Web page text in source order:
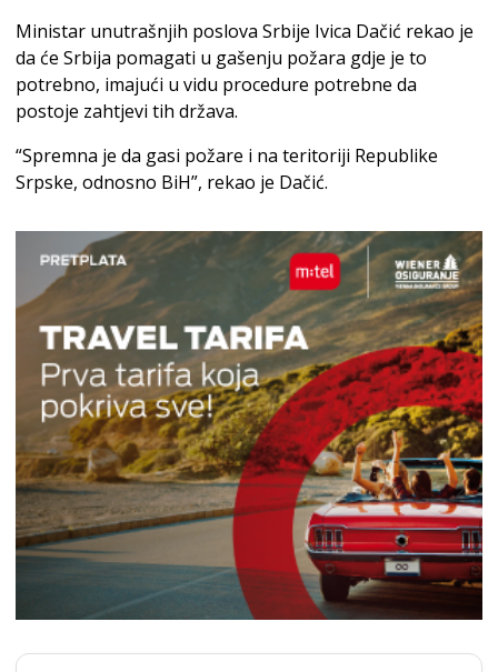
Ministar unutrašnjih poslova Srbije Ivica Dačić rekao je
da će Srbija pomagati u gašenju požara gdje je to
potrebno, imajući u vidu procedure potrebne da
postoje zahtjevi tih država.
“Spremna je da gasi požare i na teritoriji Republike
Srpske, odnosno BiH”, rekao je Dačić.